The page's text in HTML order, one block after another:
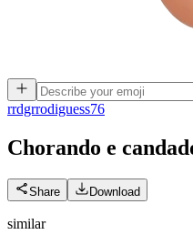
rrdgrrodiguess76
Chorando e
Share Download
similar